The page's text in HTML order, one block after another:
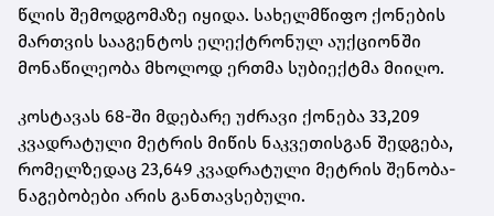
წლის შემოდგომაზე იყიდა. სახელმწიფო ქონების
მართვის სააგენტოს ელექტრონულ აუქციონში
მონაწილეობა მხოლოდ ერთმა სუბიექტმა მიიღო.
კოსტავას 68-ში მდებარე უძრავი ქონება 33,209
კვადრატული მეტრის მიწის ნაკვეთისგან შედგება,
რომელზედაც 23,649 კვადრატული მეტრის შენობა-
ნაგებობები არის განთავსებული.